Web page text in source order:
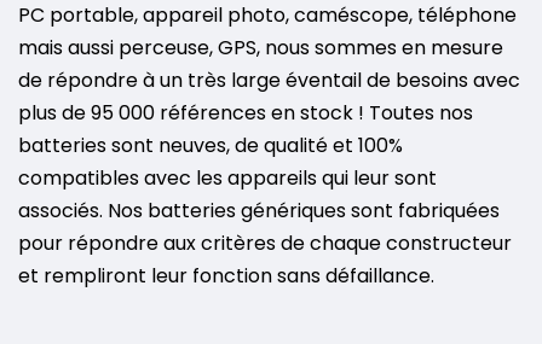
PC portable, appareil photo, caméscope, téléphone
mais aussi perceuse, GPS, nous sommes en mesure
de répondre à un très large éventail de besoins avec
plus de 95 000 références en stock ! Toutes nos
batteries sont neuves, de qualité et 100%
compatibles avec les appareils qui leur sont
associés. Nos batteries génériques sont fabriquées
pour répondre aux critères de chaque constructeur
et rempliront leur fonction sans défaillance.